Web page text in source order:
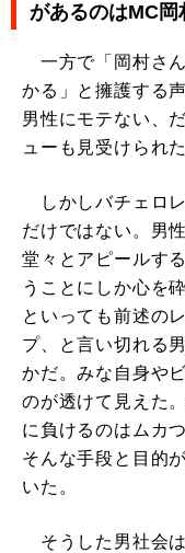
があるのはMC岡
一方で「岡村さ
かる」と擁護する
男性にモテない、
ューも見受けられた
しかしバチェロ
だけではない。男
堂々とアピールす
うことにしか心を
といっても前述の
プ、と言い切れる
かだ。みな自身や
のが透けて見えた
に負けるのはムカ
そんな手段と目的
いた。
そうした男社会